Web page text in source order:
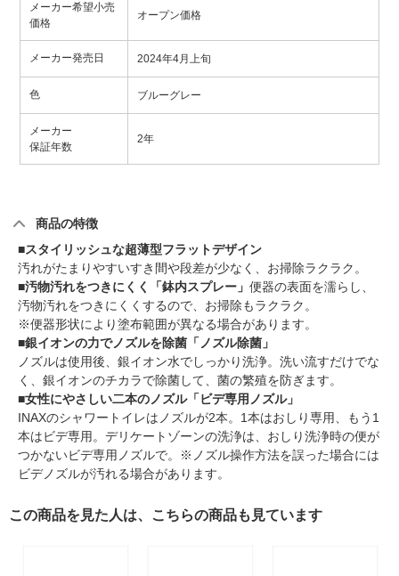
メーカー希望小売
価格
オープン価格
メーカー発売日 2024年4月上旬
色 ブルーグレー
メーカー
保証年数
2年
商品の特徴
■スタイリッシュな超薄型フラットデザイン
汚れがたまりやすいすき間や段差が少なく、お掃除ラクラク。
■汚物汚れをつきにくく「鉢内スプレー」 便器の表面を濡らし、
汚物汚れをつきにくくするので、お掃除もラクラク。
※便器形状により塗布範囲が異なる場合があります。
■銀イオンの力でノズルを除菌「ノズル除菌」
ノズルは使用後、銀イオン水でしっかり洗浄。洗い流すだけでな
く、銀イオンのチカラで除菌して、菌の繁殖を防ぎます。
■女性にやさしい二本のノズル「ビデ専用ノズル」
INAXのシャワートイレはノズルが2本。1本はおしり専用、もう1
本はビデ専用。デリケートゾーンの洗浄は、おしり洗浄時の便が
つかないビデ専用ノズルで。※ノズル操作方法を誤った場合には
ビデノズルが汚れる場合があります。
この商品を見た人は、こちらの商品も見ています